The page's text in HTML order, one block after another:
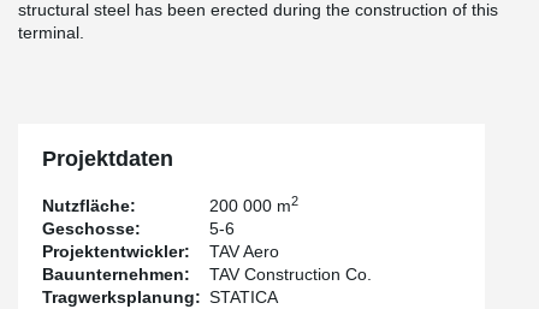
structural steel has been erected during the construction of this
terminal.
Projektdaten
Nutzfläche: 200 000 m2
Geschosse:
5-6
Projektentwickler:
TAV Aero
Bauunternehmen:
TAV Construction Co.
Tragwerksplanung: STATICA